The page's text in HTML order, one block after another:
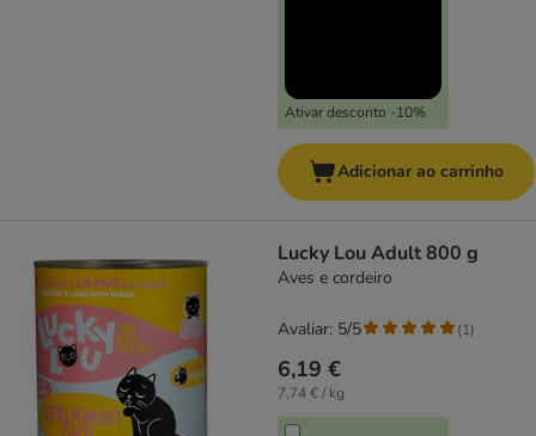
Ativar desconto -10%
Adicionar ao carrinho
Lucky Lou Adult 800 g
Aves e cordeiro
6,19 €
7,74 € / kg
Avaliar: 5/5 (1)